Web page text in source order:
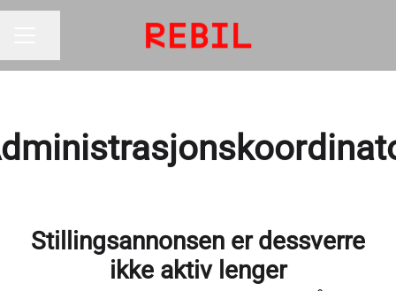
Stillingsannonsen er dessverre
ikke aktiv lenger